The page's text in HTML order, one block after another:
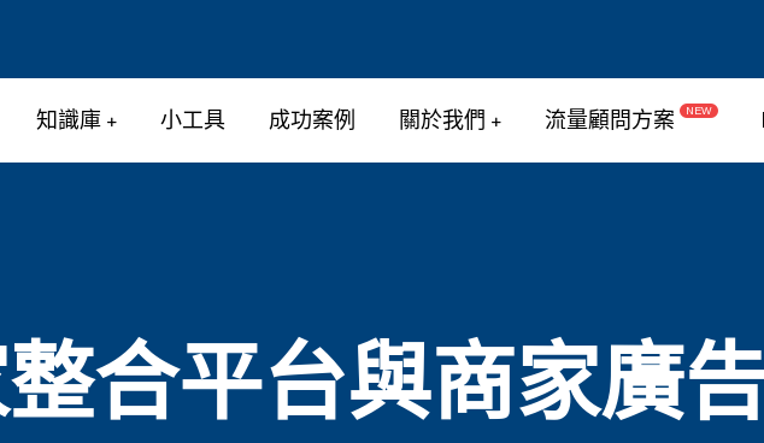
知識庫 小工具 成功案例 關於我們 流量顧問方案 NEW
合平台與商家廣